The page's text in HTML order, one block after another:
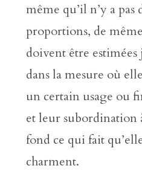
même qu’il n’y a pas
proportions, de
doivent être estimées
dans la mesure où
un certain usage ou
et leur subordination
fond ce qui fait
charment.